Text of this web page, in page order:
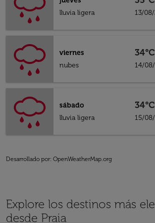
lluvia ligera
13/
viernes
nubes
34°C
14/
sábado
lluvia ligera
34°C
15/
Desarrollado por: OpenWeatherMap.org
Explore los destinos más
desde Praia